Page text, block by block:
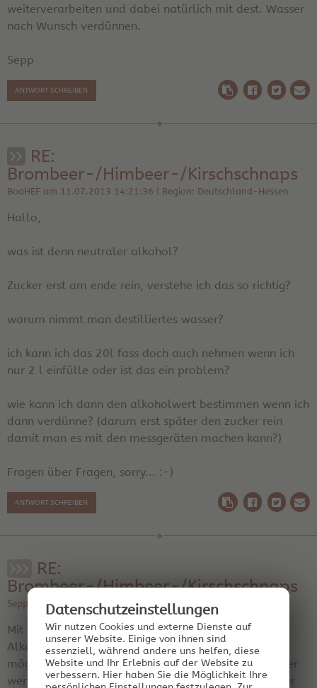
Datenschutz­einstellungen
Wir nutzen Cookies und externe Dienste auf
unserer Website. Einige von ihnen sind
essenziell, während andere uns helfen, diese
Website und Ihr Erlebnis auf der Website zu
verbessern. Hier haben Sie die Möglichkeit Ihre
weiterverarbeiten und dabei natürlich mit dest. Wasser
nach Wunsch verdünnen.
Sepp
ANTWORT SCHREIBEN
RE:
Brombeer-/Himbeer-/Kirschschnaps
BoaHEF am 11.07.2013 14:21:36 | Region: Deutschland-Hessen
Hallo,
was ist denn neutraler alkohol?
Zucker erst am ende rein, verstehe ich das so richtig?
warum nimmt man destilliertes wasser?
ich kann ich das 20l fass doch auch nehmen wenn ich
nur 2 l einfülle oder ist das ein problem?
wie kann ich dann den alkoholwert bestimmen wenn ich
dann verdünne? (darum erst später den zucker rein
damit man es mit den messgeräten machen kann?)
Fragen über Fragen, sorry... :-)
ANTWORT SCHREIBEN
RE:
Brombeer-/Himbeer-/Kirschschnaps
Sepp am 15.07.2013 14:04:41 | Region: Oberösterreich
Mit neutralem Alkohol meine ich einfach möglichst
Alkohol ohne Eigengeschmack(Weingeist oder ein
möglichst neutraler Getreidebrand bzw. Vodka - oder
wenn selbstgemacht - Schnaps aus Zuckerwasser der